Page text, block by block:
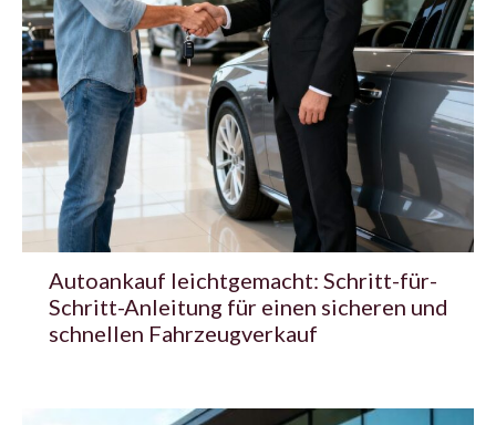
Autoankauf leichtgemacht: Schritt-für-
Schritt-Anleitung für einen sicheren und
schnellen Fahrzeugverkauf